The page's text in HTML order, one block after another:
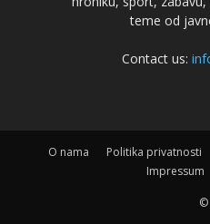
teme od
Contact us:
O nama Politika privatnosti
Impressum
©